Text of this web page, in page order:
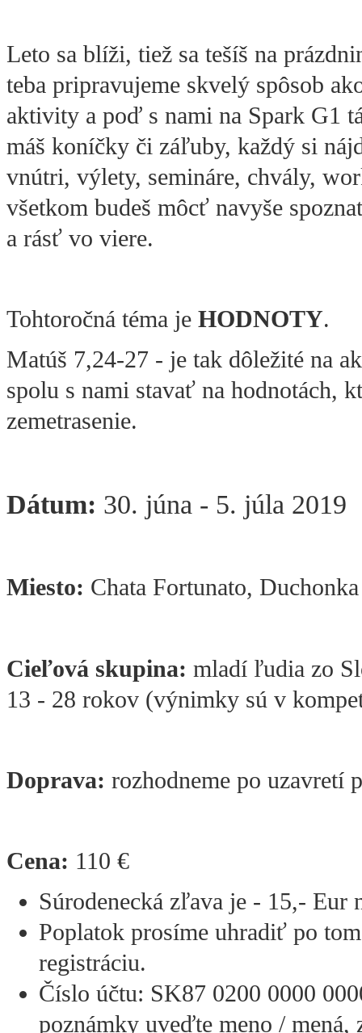
Leto sa blíži, tiež sa tešíš na
teba pripravujeme skvelý spôsob
aktivity a poď s nami na Spark G1
máš koníčky či záľuby, každý si
vnútri, výlety, semináre, chvály,
všetkom budeš môcť navyše
a rásť vo viere.
Tohtoročná téma je HODNOTY.
Matúš 7,24-27 - je tak dôležité na
spolu s nami stavať na hodnotách,
zemetrasenie.
Dátum: 30. júna - 5. júla 2019
Miesto: Chata Fortunato, Duchonka
Cieľová skupina: mladí ľudia zo
13 - 28 rokov (výnimky sú v
Doprava: rozhodneme po uzavretí
Cena: 110 €
Súrodenecká zľava je - 15,- Eur
Poplatok prosíme uhradiť po
registráciu.
Číslo účtu: SK87 0200 0000
poznámky uveďte meno /